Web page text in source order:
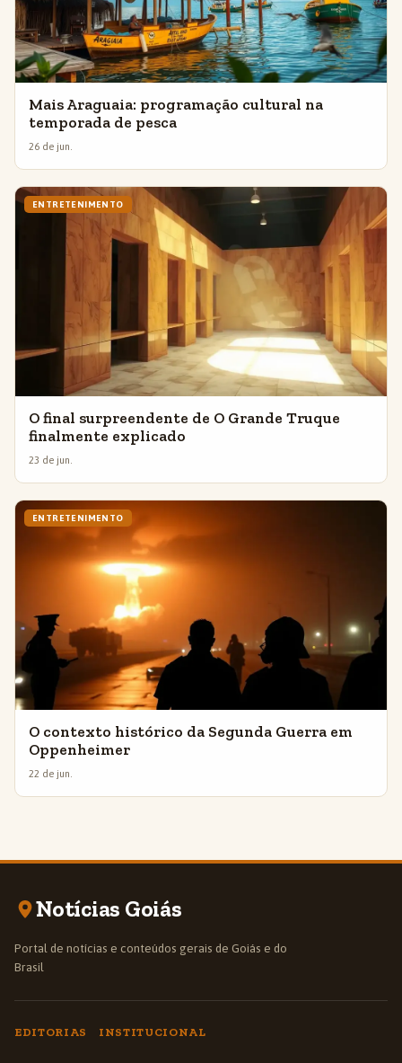
Mais Araguaia: programação cultural na
temporada de pesca
26 de jun.
ENTRETENIMENTO
O final surpreendente de O Grande Truque
finalmente explicado
23 de jun.
ENTRETENIMENTO
O contexto histórico da Segunda Guerra em
Oppenheimer
22 de jun.
Notícias Goiás
Portal de notícias e conteúdos gerais de Goiás e do
Brasil
EDITORIAS INSTITUCIONAL